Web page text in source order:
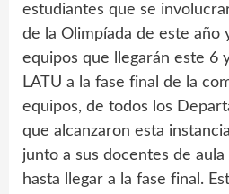
estudiantes que se
de la Olimpíada de este año
equipos que llegarán este 6
LATU a la fase final de la
equipos, de todos los
que alcanzaron esta
junto a sus docentes de
hasta llegar a la fase final.